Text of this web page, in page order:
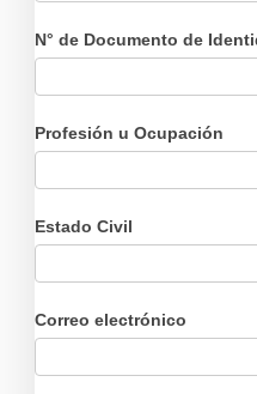
N° de Documento de
Profesión u Ocupación
Estado Civil
Correo electrónico